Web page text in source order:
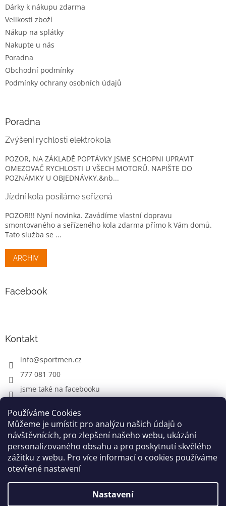
Používáme Cookies
Můžeme je umístit pro analýzu našich údajů o
návštěvnících, pro zlepšení našeho webu, ukázání
personalizovaného obsahu a pro poskytnutí skvělého
zážitku z webu. Pro více informací o cookies používáme
otevřené nastavení
Nastavení
Dárky k nákupu zdarma
Velikosti zboží
Nákup na splátky
Nakupte u nás
Poradna
Obchodní podmínky
Podmínky ochrany osobních údajů
Poradna
Zvýšení rychlosti elektrokola
POZOR, NA ZÁKLADĚ POPTÁVKY JSME SCHOPNI UPRAVIT
OMEZOVAČ RYCHLOSTI U VŠECH MOTORŮ. NAPIŠTE DO
POZNÁMKY U OBJEDNÁVKY.&nb...
Jízdní kola posíláme seřízená
POZOR!!! Nyní novinka. Zavádíme vlastní dopravu
smontovaného a seřízeného kola zdarma přímo k Vám domů.
Tato služba se ...
ARCHIV
Facebook
Kontakt
info@sportmen.cz
777 081 700
jsme také na facebooku
CYKLO OBLEČENÍ